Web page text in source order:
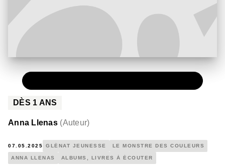
DÈS 1 ANS
Anna Llenas (Auteur)
07.05.2025 GLÉNAT JEUNESSE LE MONSTRE DES COULEURS
ANNA LLENAS ALBUMS, LIVRES À ÉCOUTER